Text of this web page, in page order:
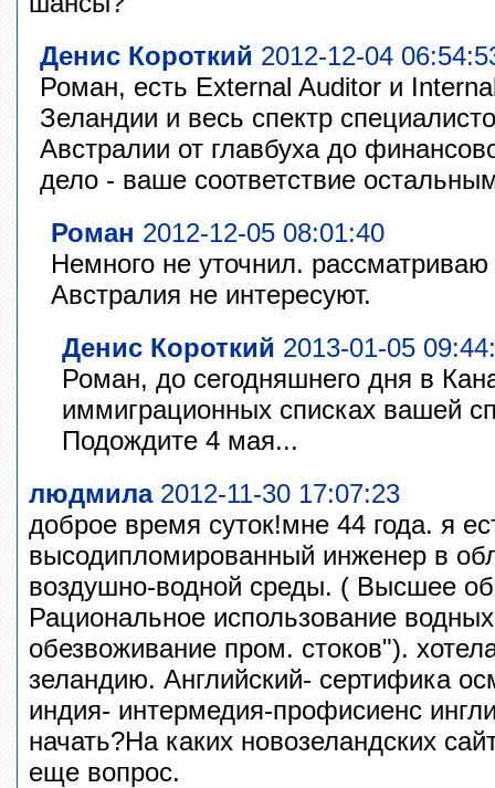
Денис Короткий 2012-12-04
Роман, есть External Auditor и
Зеландии и весь спектр
Австралии от главбуха до
дело - ваше соответствие
Роман 2012-12-05 08:01:40
Немного не уточнил.
Австралия не интересуют.
Денис Короткий 2013-01-05
Роман, до сегодняшнего дня в
иммиграционных списках вашей
Подождите 4 мая...
людмила 2012-11-30 17:07:23
доброе время суток!мне 44 года. я
высодипломированный инженер в
воздушно-водной среды. ( Высшее
Рациональное использование
обезвоживание пром. стоков").
зеландию. Английский- сертифика
индия- интермедия-профисиенс
начать?На каких новозеландских
еще вопрос.